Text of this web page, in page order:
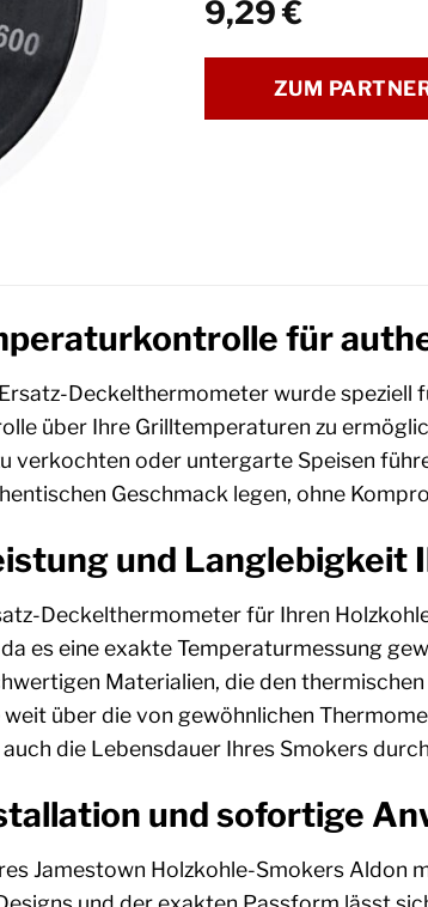
9,29€
ZUM
für
Deckelthermometer wurde
über Ihre Grilltemperaturen zu
verkochten oder untergarte Speisen
Geschmack legen, ohne
und Langlebigkeit
Deckelthermometer für Ihren
es eine exakte Temperaturmessung
Materialien, die den
über die von gewöhnlichen
die Lebensdauer Ihres Smokers
und sofortige
Jamestown Holzkohle-Smokers Aldon